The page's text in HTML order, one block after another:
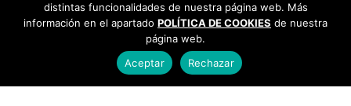
distintas funcionalidades de nuestra página web. Más
información en el apartado POLÍTICA DE COOKIES de nuestra
página web.
Aceptar
Rechazar